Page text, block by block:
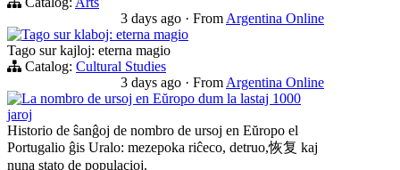
3 days ago · From Argentina Online
Tago sur klaboj: eterna magio
Tago sur kajloj: eterna magio
Catalog: Cultural Studies
3 days ago · From Argentina Online
La nombro de ursoj en Eŭropo dum la lastaj 1000
jaroj
Historio de ŝanĝoj de nombro de ursoj en Eŭropo el
Portugalio ĝis Uralo: mezepoka riĉeco, detruo,恢复 kaj
nuna stato de populacioj.